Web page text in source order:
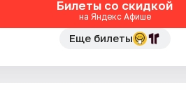
Билеты со скидкой
на Яндекс Афише
Еще билеты